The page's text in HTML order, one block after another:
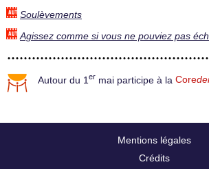
Soulèvements
Agissez comme si vous ne pouviez pas
Autour du 1 er mai participe à la Core
Mentions légales
Crédits